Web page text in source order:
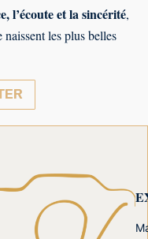
l’écoute et la sincérité,
naissent les plus belles